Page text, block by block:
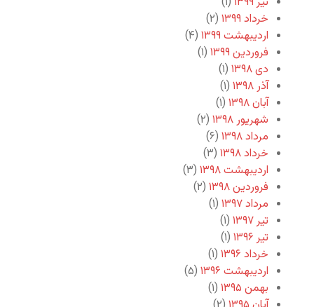
خرداد ۱۳۹۹
(۲)
اردیبهشت ۱۳۹۹
(۴)
فروردین ۱۳۹۹
(۱)
دی ۱۳۹۸
(۱)
آذر ۱۳۹۸
(۱)
آبان ۱۳۹۸
(۱)
شهریور ۱۳۹۸
(۲)
مرداد ۱۳۹۸
(۶)
خرداد ۱۳۹۸
(۳)
اردیبهشت ۱۳۹۸
(۳)
فروردین ۱۳۹۸
(۲)
مرداد ۱۳۹۷
(۱)
تیر ۱۳۹۷
(۱)
تیر ۱۳۹۶
(۱)
خرداد ۱۳۹۶
(۱)
اردیبهشت ۱۳۹۶
(۵)
بهمن ۱۳۹۵
(۱)